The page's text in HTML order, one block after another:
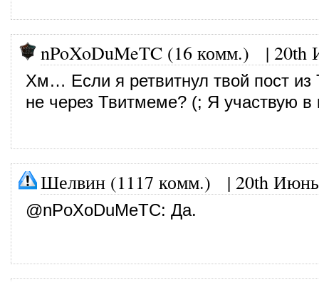
nPoXoDuMeTC (16 комм.) | 20th
Хм… Если я ретвитнул твой пост из
не через Твитмеме? (; Я участвую в
Шелвин (1117 комм.) | 20th
@nPoXoDuMeTC: Да.